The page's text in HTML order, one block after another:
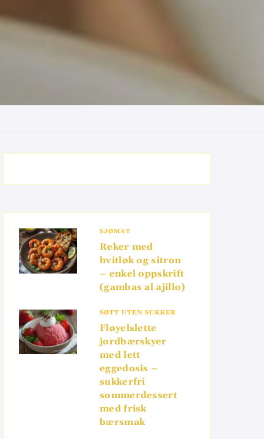
SJØMAT
Reker med
hvitløk og sitron
– enkel oppskrift
(gambas al ajillo)
SØTT UTEN SUKKER
Fløyelslette
jordbærskyer
med lett
eggedosis –
sukkerfri
sommerdessert
med frisk
bærsmak